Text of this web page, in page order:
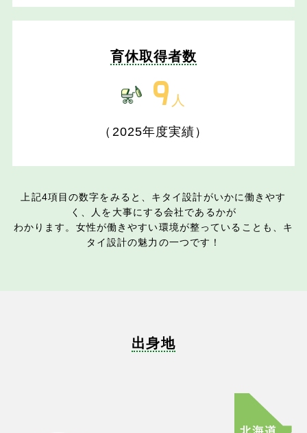
育休取得者数
9 人
（2025年度実績）
上記4項目の数字をみると、キタイ設計がいかに働きやす
く、人を大事にする会社であるかが
わかります。女性が働きやすい環境が整っていることも、キ
タイ設計の魅力の一つです！
出身地